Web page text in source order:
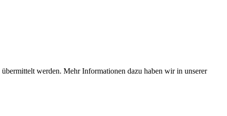
werden. Mehr Informationen dazu haben wir in unserer